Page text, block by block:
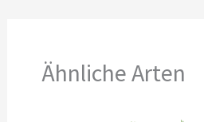
Ähnliche Arten